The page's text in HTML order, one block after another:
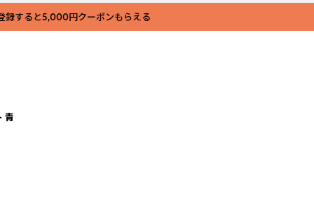
登録すると5,000円クーポンもらえる
青